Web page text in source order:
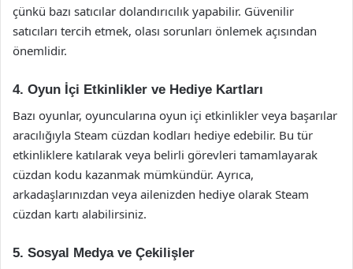
çünkü bazı satıcılar dolandırıcılık yapabilir. Güvenilir
satıcıları tercih etmek, olası sorunları önlemek açısından
önemlidir.
4. Oyun İçi Etkinlikler ve Hediye Kartları
Bazı oyunlar, oyuncularına oyun içi etkinlikler veya başarılar
aracılığıyla Steam cüzdan kodları hediye edebilir. Bu tür
etkinliklere katılarak veya belirli görevleri tamamlayarak
cüzdan kodu kazanmak mümkündür. Ayrıca,
arkadaşlarınızdan veya ailenizden hediye olarak Steam
cüzdan kartı alabilirsiniz.
5. Sosyal Medya ve Çekilişler